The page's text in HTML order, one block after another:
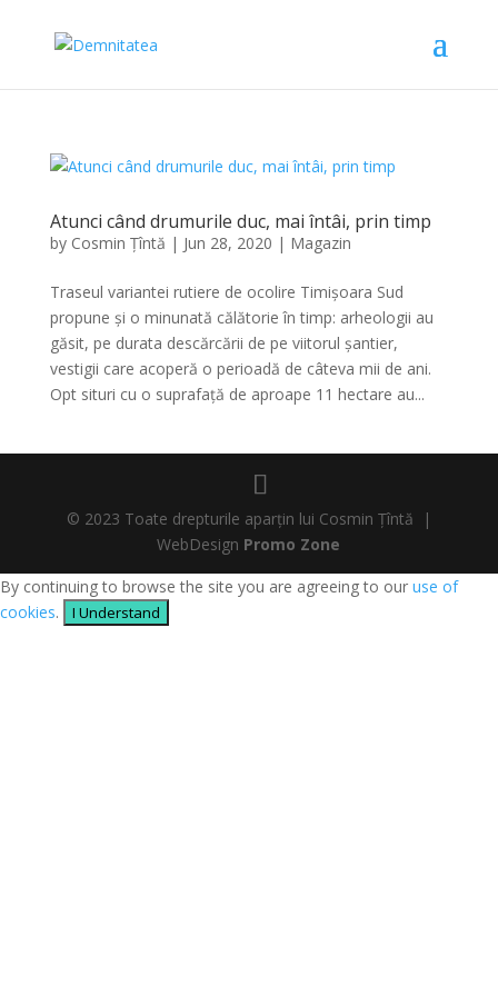
Atunci când drumurile duc, mai întâi, prin timp
by Cosmin Țîntă | Jun 28, 2020 | Magazin
Traseul variantei rutiere de ocolire Timișoara Sud
propune și o minunată călătorie în timp: arheologii au
găsit, pe durata descărcării de pe viitorul șantier,
vestigii care acoperă o perioadă de câteva mii de ani.
Opt situri cu o suprafață de aproape 11 hectare au...
© 2023 Toate drepturile aparțin lui Cosmin Țîntă |
WebDesign Promo Zone
By continuing to browse the site you are agreeing to our use of
cookies. I Understand